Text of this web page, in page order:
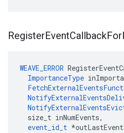
RegisterEventCallbackFor
WEAVE_ERROR
ImportanceType
FetchExternalEventsFunct
  size_t inNumEvents,
event_id_t